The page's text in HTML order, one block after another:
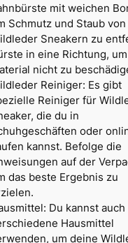
mit weichen
Schmutz und Staub
Sneakern zu
in eine Richtung,
nicht zu
Reiniger: Es gibt
Reiniger für
die du in
oder
kannst. Befolge die
auf der
das beste Ergebnis zu
Du kannst auch
Hausmittel
um deine